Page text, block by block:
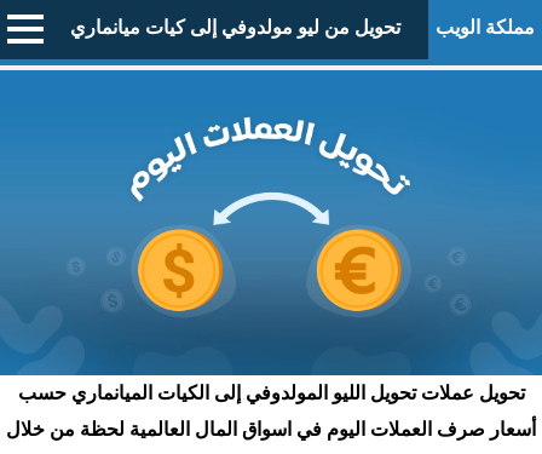
مملكة الويب تحويل من ليو مولدوفي إلى كيات ميانماري
تحويل عملات تحويل الليو المولدوفي إلى الكيات الميانماري حسب
أسعار صرف العملات اليوم في اسواق المال العالمية لحظة من خلال